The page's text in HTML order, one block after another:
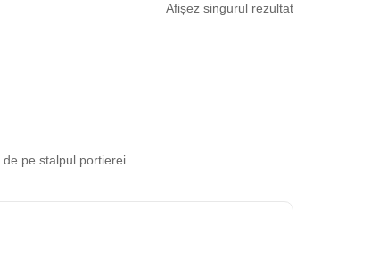
Afișez singurul rezultat
pe stalpul portierei.